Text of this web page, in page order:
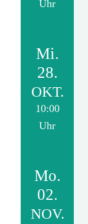
Uhr
Mi.
28.
OKT.
10:00
Uhr
Mo.
02.
NOV.